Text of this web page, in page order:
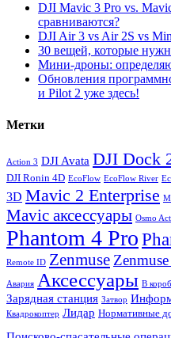
DJI Mavic 3 Pro vs.
сравниваются?
DJI Air 3 vs Air 2S vs
30 вещей, которые
Мини-дроны:
Обновления
и Pilot 2 уже здесь!
Метки
Action 3 DJI Avata DJI Dock
DJI Ronin 4D EcoFlow EcoFlow River
3D Mavic 2 Enterprise
Mavic аксессуары Osmo
Phantom 4 Pro
Remote ID Zenmuse
Авария Аксессуары В
Зарядная станция Затвор
Квадрокоптер Лидар Нормативные